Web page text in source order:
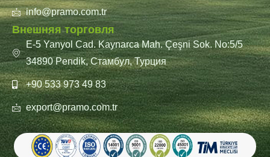
info@pramo.com.tr
Внешняя торговля
E-5 Yanyol Cad. Kaynarca Mah. Çeşni Sok. No:5/5
34890 Pendik, Стамбул, Турция
+90 533 973 49 83
export@pramo.com.tr